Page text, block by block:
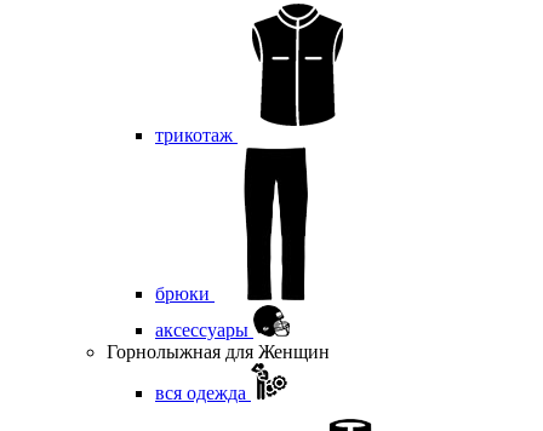
трикотаж
брюки
аксессуары
Горнолыжная для Женщин
вся одежда